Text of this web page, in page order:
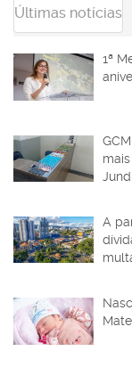
Últimas notícias
1ª
A